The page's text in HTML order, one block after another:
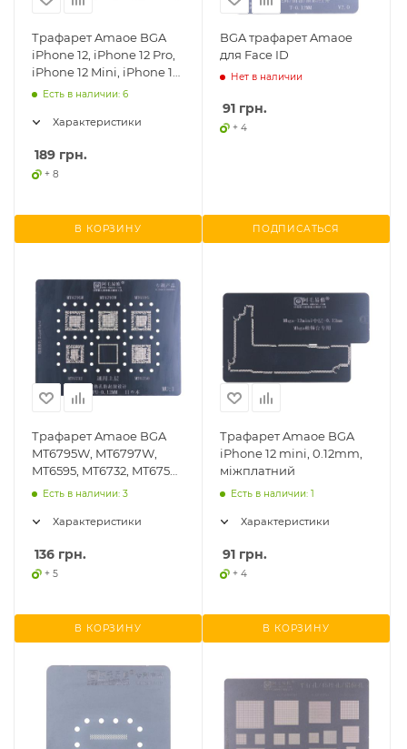
Трафарет Amaoe BGA
iPhone 12, iPhone 12 Pro,
iPhone 12 Mini, iPhone 12
Pro Max, 0.12mm
Есть в наличии: 6
Характеристики
189 грн.
+ 8
В КОРЗИНУ
BGA трафарет Amaoe
для Face ID
Нет в наличии
91 грн.
+ 4
ПОДПИСАТЬСЯ
Трафарет Amaoe BGA
MT6795W, MT6797W,
MT6595, MT6732, MT6750,
0.12mm
Есть в наличии: 3
Характеристики
136 грн.
+ 5
В КОРЗИНУ
Трафарет Amaoe BGA
iPhone 12 mini, 0.12mm,
міжплатний
Есть в наличии: 1
Характеристики
91 грн.
+ 4
В КОРЗИНУ